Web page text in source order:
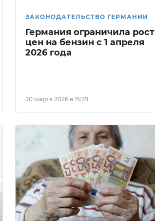
ЗАКОНОДАТЕЛЬСТВО ГЕРМАНИИ
Германия ограничила рост
цен на бензин с 1 апреля
2026 года
30 марта 2026 в 15:29